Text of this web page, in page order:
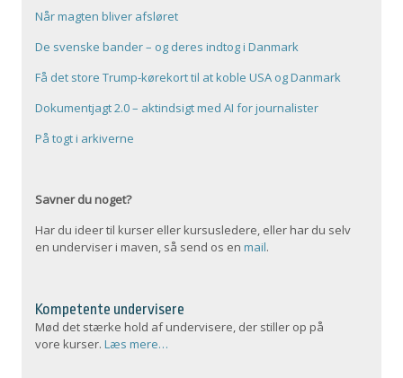
Når magten bliver afsløret
De svenske bander – og deres indtog i Danmark
Få det store Trump-kørekort til at koble USA og Danmark
Dokumentjagt 2.0 – aktindsigt med AI for journalister
På togt i arkiverne
Savner du noget?
Har du ideer til kurser eller kursusledere, eller har du selv
en underviser i maven, så send os enmail.
Kompetente undervisere
Mød det stærke hold af undervisere, der stiller op på
vore kurser.Læs mere…